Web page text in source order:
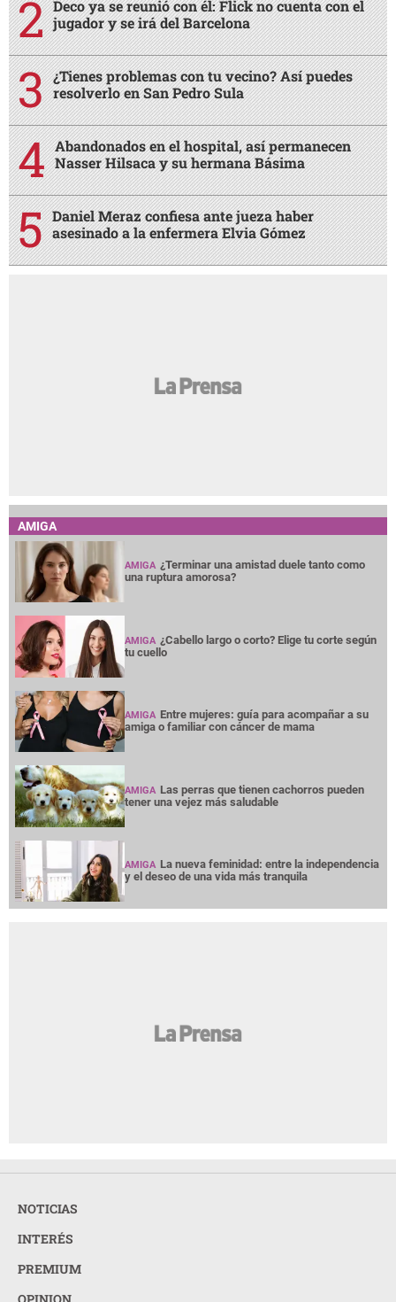
Deco ya se reunió con él: Flick no cuenta con el
jugador y se irá del Barcelona
¿Tienes problemas con tu vecino? Así puedes
resolverlo en San Pedro Sula
Abandonados en el hospital, así permanecen
Nasser Hilsaca y su hermana Básima
Daniel Meraz confiesa ante jueza haber
asesinado a la enfermera Elvia Gómez
AMIGA
AMIGA ¿Terminar una amistad duele tanto como
una ruptura amorosa?
AMIGA ¿Cabello largo o corto? Elige tu corte según
tu cuello
AMIGA Entre mujeres: guía para acompañar a su
amiga o familiar con cáncer de mama
AMIGA Las perras que tienen cachorros pueden
tener una vejez más saludable
AMIGA La nueva feminidad: entre la independencia
y el deseo de una vida más tranquila
NOTICIAS
INTERÉS
PREMIUM